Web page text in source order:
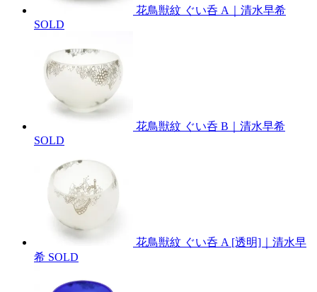
花鳥獣紋 ぐい呑 A｜清水早希
SOLD
花鳥獣紋 ぐい呑 B｜清水早希
SOLD
花鳥獣紋 ぐい呑 A [透明]｜清水早
希 SOLD